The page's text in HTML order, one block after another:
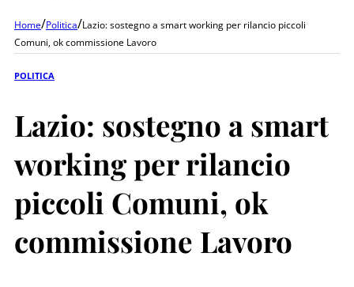
Home/Politica/Lazio: sostegno a smart working per rilancio piccoli
Comuni, ok commissione Lavoro
POLITICA
Lazio: sostegno a smart
working per rilancio
piccoli Comuni, ok
commissione Lavoro